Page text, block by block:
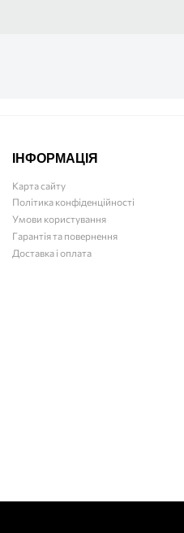
ІНФОРМАЦІЯ
Карта сайту
Політика конфіденційності
Умови користування
Гарантія та повернення
Доставка і оплата